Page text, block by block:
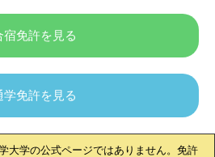
宿免許を見る
学免許を見る
大学の公式ページではありません。免許